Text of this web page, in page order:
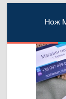
Нож